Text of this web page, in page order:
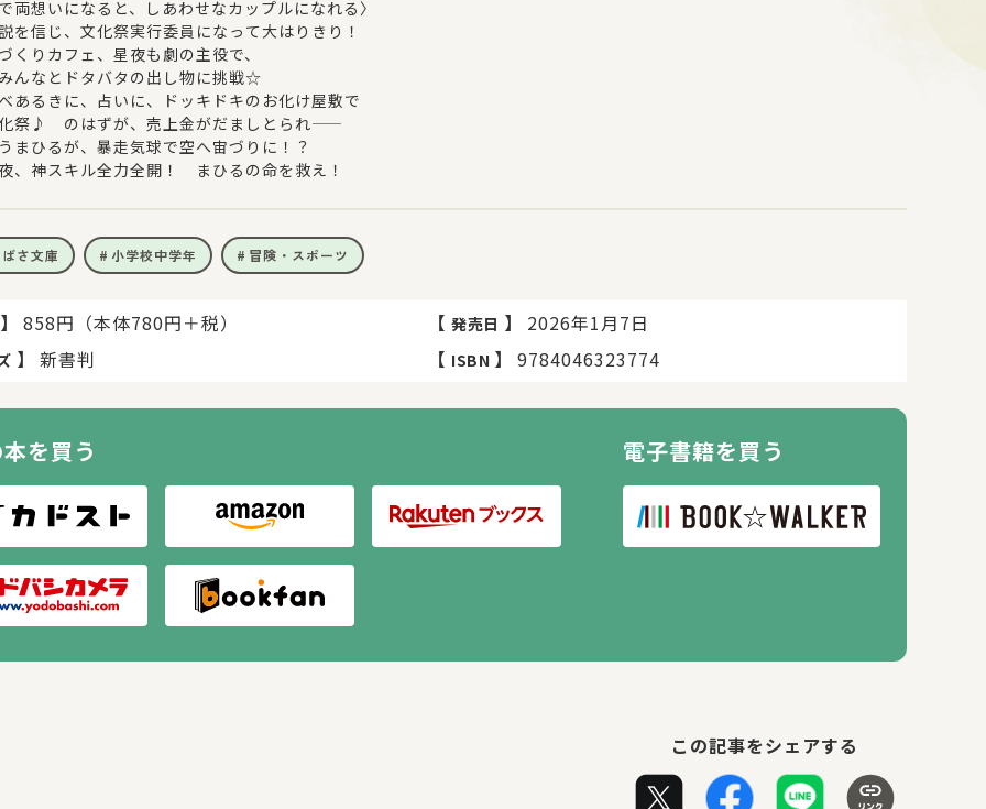
両想いになると、しあわせなカップルになれる〉
を信じ、文化祭実行委員になって大はりきり！
くりカフェ、星夜も劇の主役で、
んなとドタバタの出し物に挑戦☆
あるきに、占いに、ドッキドキのお化け屋敷で
祭♪ のはずが、売上金がだましとられ――
まひるが、暴走気球で空へ宙づりに！？
、神スキル全力全開！ まひるの命を救え！
さ文庫 小学校中学年 冒険・スポーツ
】 858円（本体780円＋税） 【 発売日 】 2026年1月7日
】 新書判 【 ISBN 】 9784046323774
を買う 電子書籍を買う
この記事をシェアする